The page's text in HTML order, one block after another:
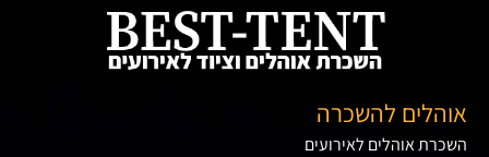
אוהלים להשכרה
השכרת אוהלים לאירועים